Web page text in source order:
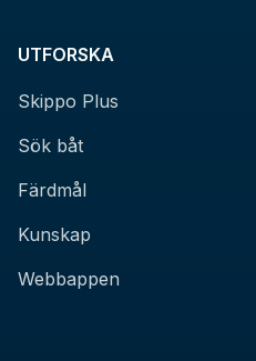
UTFORSKA
Skippo Plus
Sök båt
Färdmål
Kunskap
Webbappen